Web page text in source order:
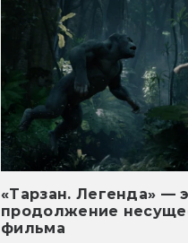
«Тарзан. Легенда» —
продолжение
фильма